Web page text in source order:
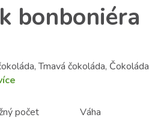
bonboniéra
Tmavá čokoláda, Čokoláda
počet Váha